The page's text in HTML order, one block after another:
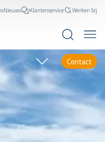
Nieuws Klantenservice Werken bij
Contact